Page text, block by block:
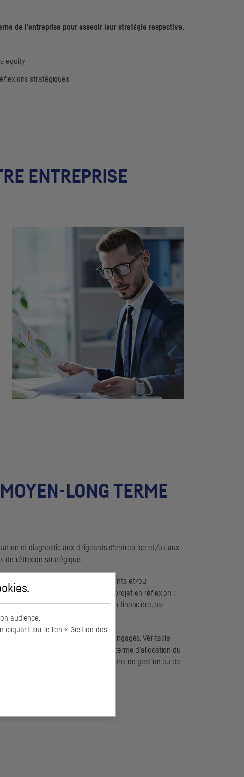
de l’entreprise pour asseoir leur stratégie respective.
equity
stratégiques
ENTREPRISE
LONG TERME
et diagnostic aux dirigeants d’entreprise et/ou aux
de réflexion stratégique.
cette prestation permet aux dirigeants et/ou
qui émergerait à l’issue d’un projet en réflexion :
activité ou encore projet d’opération financière, par
fondée sur le retour sur capitaux engagés. Véritable
des pistes d’amélioration en terme d’allocation du
financiers sur certaines décisions de gestion ou de
.
audience.
cliquant sur le lien « Gestion des